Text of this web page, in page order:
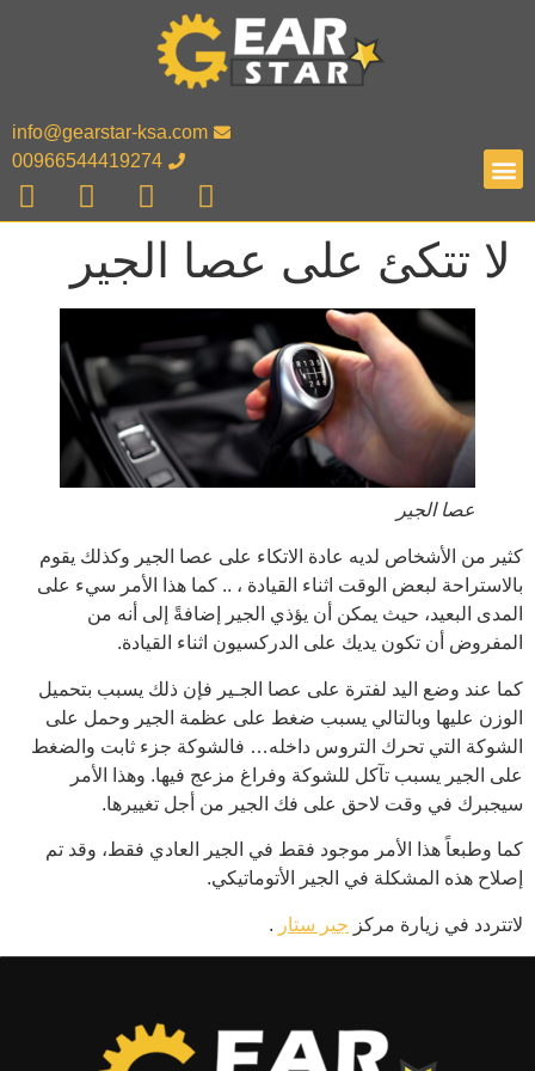
info@gearstar-ksa.com
00966544419274
لا تتكئ على عصا الجير
عصا الجير
كثير من الأشخاص لديه عادة الاتكاء على عصا الجير وكذلك يقوم
بالاستراحة لبعض الوقت اثناء القيادة ، .. كما هذا الأمر سيء على
المدى البعيد، حيث يمكن أن يؤذي الجير إضافةً إلى أنه من
المفروض أن تكون يديك على الدركسيون اثناء القيادة.
كما عند وضع اليد لفترة على عصا الجـير فإن ذلك يسبب بتحميل
الوزن عليها وبالتالي يسبب ضغط على عظمة الجير وحمل على
الشوكة التي تحرك التروس داخله… فالشوكة جزء ثابت والضغط
على الجير يسبب تآكل للشوكة وفراغ مزعج فيها. وهذا الأمر
سيجبرك في وقت لاحق على فك الجير من أجل تغييرها.
كما وطبعاً هذا الأمر موجود فقط في الجير العادي فقط، وقد تم
إصلاح هذه المشكلة في الجير الأتوماتيكي.
لاتتردد في زيارة مركز جير ستار .